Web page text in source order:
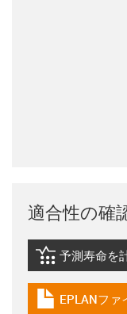
適合性の確
igus-icon-
予測寿命を
igus-icon-
EPLANファ